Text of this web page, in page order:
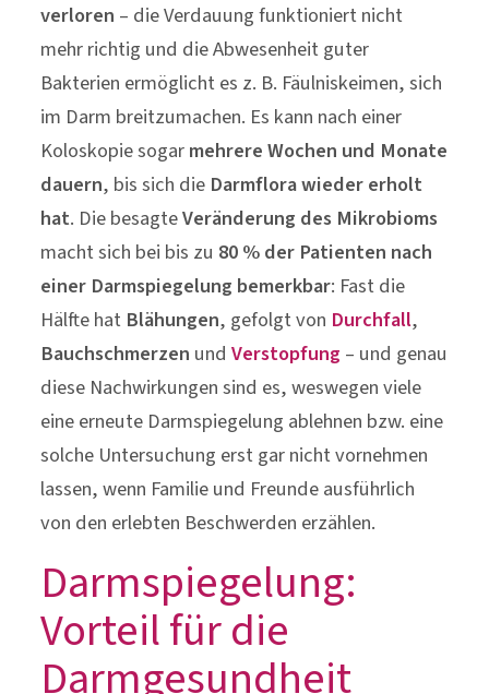
verloren – die Verdauung funktioniert nicht
mehr richtig und die Abwesenheit guter
Bakterien ermöglicht es z. B. Fäulniskeimen, sich
im Darm breitzumachen. Es kann nach einer
Koloskopie sogarmehrere Wochen und Monate
dauern, bis sich die Darmflora wieder erholt
hat. Die besagteVeränderung des Mikrobioms
macht sich bei bis zu 80 % der Patienten nach
einer Darmspiegelung bemerkbar: Fast die
Hälfte hat Blähungen, gefolgt von Durchfall,
Bauchschmerzen und Verstopfung – und genau
diese Nachwirkungen sind es, weswegen viele
eine erneute Darmspiegelung ablehnen bzw. eine
solche Untersuchung erst gar nicht vornehmen
lassen, wenn Familie und Freunde ausführlich
von den erlebten Beschwerden erzählen.
Darmspiegelung:
Vorteil für die
Darmgesundheit